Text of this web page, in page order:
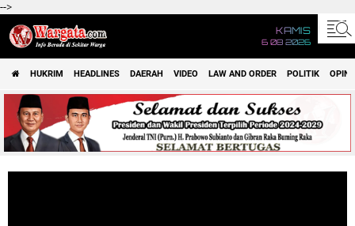
-->
KAMIS
6 08 2026
HUKRIM HEADLINES DAERAH VIDEO LAW AND ORDER POLITIK OPINI